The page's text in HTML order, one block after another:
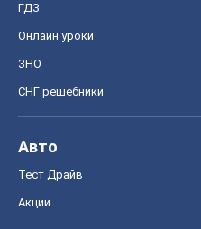
ГДЗ
Онлайн уроки
ЗНО
СНГ решебники
Авто
Тест Драйв
Акции